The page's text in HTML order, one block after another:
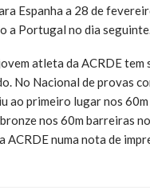
Espanha a 28 de
a Portugal no dia seguinte.
atleta da ACRDE
No Nacional de provas
ao primeiro lugar nos
nos 60m barreiras
ACRDE numa nota de